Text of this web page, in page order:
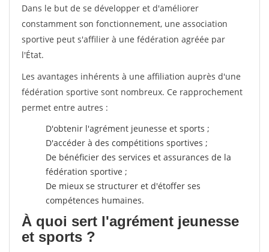
Dans le but de se développer et d'améliorer
constamment son fonctionnement, une association
sportive peut s'affilier à une fédération agréée par
l'État.
Les avantages inhérents à une affiliation auprès d'une
fédération sportive sont nombreux. Ce rapprochement
permet entre autres :
D'obtenir l'agrément jeunesse et sports ;
D'accéder à des compétitions sportives ;
De bénéficier des services et assurances de la
fédération sportive ;
De mieux se structurer et d'étoffer ses
compétences humaines.
À quoi sert l'agrément jeunesse
et sports ?